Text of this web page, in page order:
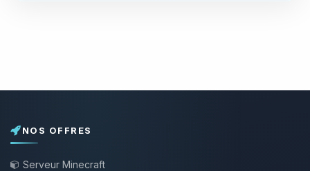
NOS OFFRES
Serveur Minecraft